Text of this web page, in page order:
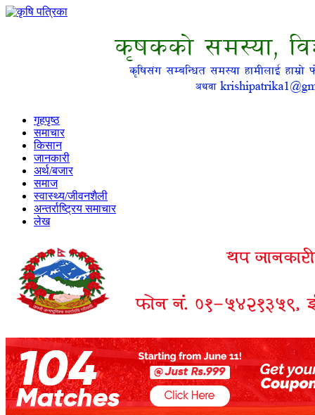
गृहपृष्ठ
समाचार
किसान
जानकारी
अर्थ/बजार
समाज
स्वास्थ्य/जीवनशैली
अन्तर्राष्ट्रिय समाचार
लेख